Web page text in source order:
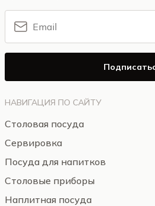
НАВИГАЦИЯ ПО САЙТУ
Столовая посуда
Сервировка
Посуда для напитков
Столовые приборы
Наплитная посуда